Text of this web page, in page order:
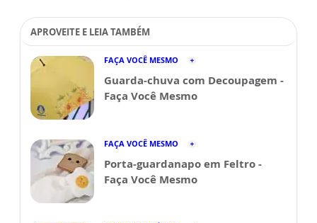
APROVEITE E LEIA TAMBÉM
FAÇA VOCÊ MESMO
Guarda-chuva com Decoupagem -
Faça Você Mesmo
FAÇA VOCÊ MESMO
Porta-guardanapo em Feltro -
Faça Você Mesmo